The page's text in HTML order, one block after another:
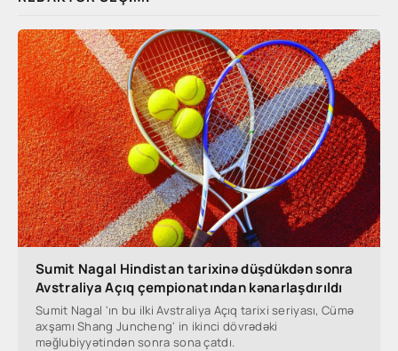
Sumit Nagal Hindistan tarixinə düşdükdən sonra
Avstraliya Açıq çempionatından kənarlaşdırıldı
Sumit Nagal 'ın bu ilki Avstraliya Açıq tarixi seriyası, Cümə
axşamı Shang Juncheng' in ikinci dövrədəki
məğlubiyyətindən sonra sona çatdı.